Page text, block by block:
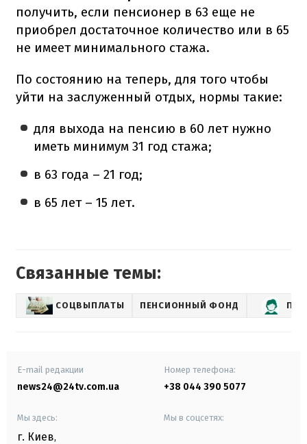
получить, если пенсионер в 63 еще не
приобрел достаточное количество или в 65
не имеет минимального стажа.
По состоянию на теперь, для того чтобы
уйти на заслуженный отдых, нормы такие:
для выхода на пенсию в 60 лет нужно
иметь минимум 31 год стажа;
в 63 года – 21 год;
в 65 лет – 15 лет.
Связанные темы:
СОЦВЫПЛАТЫ ПЕНСИОННЫЙ ФОНД
E-mail редакции
news24@24tv.com.ua
Номер телефона:
+38 044 390 5077
Мы здесь:
г. Киев,
Мы в соцсетях: